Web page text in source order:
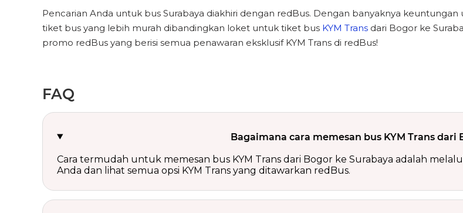
Pencarian Anda untuk bus Surabaya diakhiri dengan redBus. Dengan banyaknya
tiket bus yang lebih murah dibandingkan loket untuk tiket bus KYM Trans dari Bogor ke
promo redBus yang berisi semua penawaran eksklusif KYM Trans di redBus!
FAQ
Bagaimana cara memesan bus KYM Trans dari
Cara termudah untuk memesan bus KYM Trans dari Bogor ke Surabaya adalah
Anda dan lihat semua opsi KYM Trans yang ditawarkan redBus.